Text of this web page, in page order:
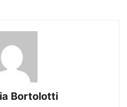
Bortolotti